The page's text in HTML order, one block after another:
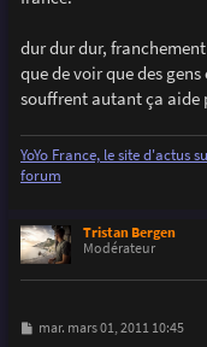
dur dur dur,
que de voir que des
souffrent autant ça aide
YoYo France, le site d'actus
forum
Tristan Bergen
Modérateur
M
mar. mars 01, 2011 10:45